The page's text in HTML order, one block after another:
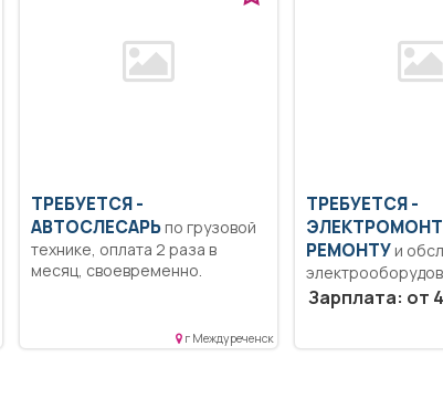
ТРЕБУЕТСЯ -
АВТОСЛЕСАРЬ
технике, оплата 2 раза в
месяц, своевременно.
г Междуреченск
ТРЕБУЕТСЯ -
РЕМОНТУи
Образование:
образование..
исправного
Зарплата: от